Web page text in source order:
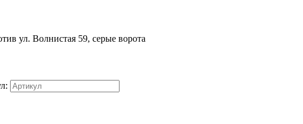
ул. Волнистая 59, серые ворота